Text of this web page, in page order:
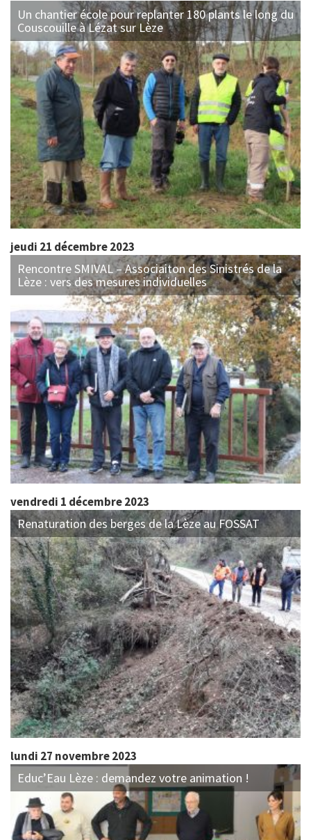
Un chantier école pour replanter 180 plants le long du
Couscouille à Lézat sur Lèze
jeudi 21 décembre 2023
Rencontre SMIVAL – Associaiton des Sinistrés de la
Lèze : vers des mesures individuelles
vendredi 1 décembre 2023
Renaturation des berges de la Lèze au FOSSAT
lundi 27 novembre 2023
Educ’Eau Lèze : demandez votre animation !